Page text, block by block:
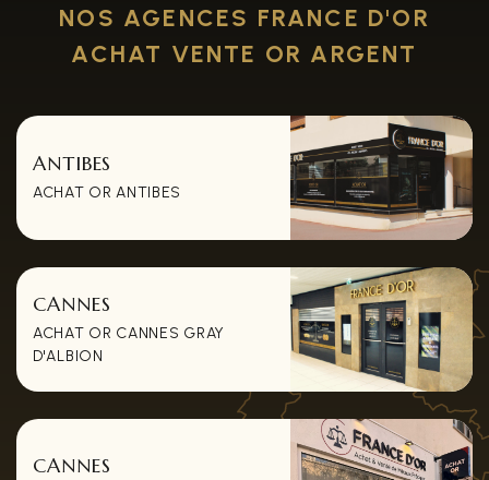
NOS AGENCES FRANCE D'OR
ACHAT VENTE OR ARGENT
ANTIBES
ACHAT OR ANTIBES
CANNES
ACHAT OR CANNES GRAY
D'ALBION
CANNES